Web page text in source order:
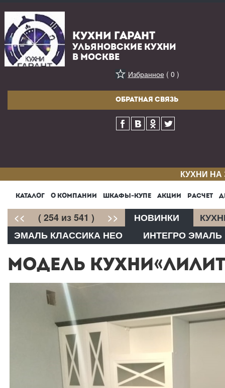
КУХНИ ГАРАНТ
УЛЬЯНОВСКИЕ КУХНИ
В МОСКВЕ
Избранное( 0 )
ОБРАТНАЯ СВЯЗЬ
КУХНИ
КАТАЛОГ О КОМПАНИИ ШКАФЫ-КУПЕ АКЦИИ РАСЧЕТ
<< ( 254 из 541 ) >> НОВИНКИ
ЭМАЛЬ КЛАССИКА НЕО
ИНТЕГРО ЭМАЛЬ
МОДЕЛЬ